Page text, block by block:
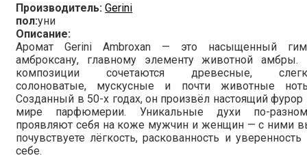
Производитель: Gerini
пол:уни
Описание:
Аромат Gerini Ambroxan — это насыщенный
амброксану, главному элементу животной амбры.
композиции сочетаются древесные,
солоноватые, мускусные и почти животные
Созданный в 50-х годах, он произвёл настоящий фурор
мире парфюмерии. Уникальные духи по-
проявляют себя на коже мужчин и женщин — с ними
почувствуете лёгкость, раскованность и уверенность
себе.